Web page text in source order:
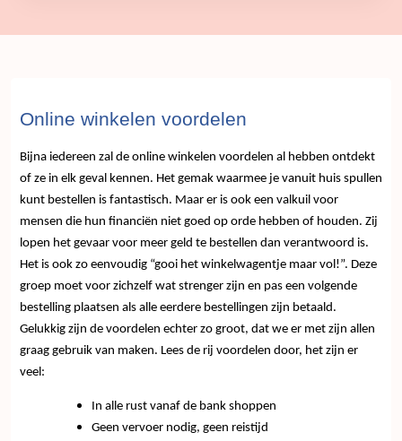
Online winkelen voordelen
Bijna iedereen zal de online winkelen voordelen al hebben ontdekt
of ze in elk geval kennen. Het gemak waarmee je vanuit huis spullen
kunt bestellen is fantastisch. Maar er is ook een valkuil voor
mensen die hun financiën niet goed op orde hebben of houden. Zij
lopen het gevaar voor meer geld te bestellen dan verantwoord is.
Het is ook zo eenvoudig “gooi het winkelwagentje maar vol!”. Deze
groep moet voor zichzelf wat strenger zijn en pas een volgende
bestelling plaatsen als alle eerdere bestellingen zijn betaald.
Gelukkig zijn de voordelen echter zo groot, dat we er met zijn allen
graag gebruik van maken. Lees de rij voordelen door, het zijn er
veel:
In alle rust vanaf de bank shoppen
Geen vervoer nodig, geen reistijd